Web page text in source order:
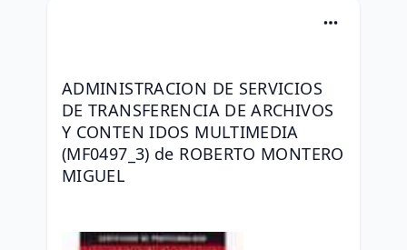
ADMINISTRACION DE SERVICIOS
DE TRANSFERENCIA DE ARCHIVOS
Y CONTEN IDOS MULTIMEDIA
(MF0497_3) de ROBERTO MONTERO
MIGUEL